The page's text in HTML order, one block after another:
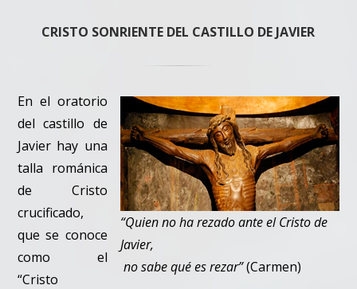
CRISTO SONRIENTE DEL CASTILLO DE JAVIER
“Quien no ha rezado ante el Cristo de
Javier,
no sabe qué es rezar”(Carmen)
En el oratorio
del castillo de
Javier hay una
talla románica
de Cristo
crucificado,
que se conoce
como el
“Cristo